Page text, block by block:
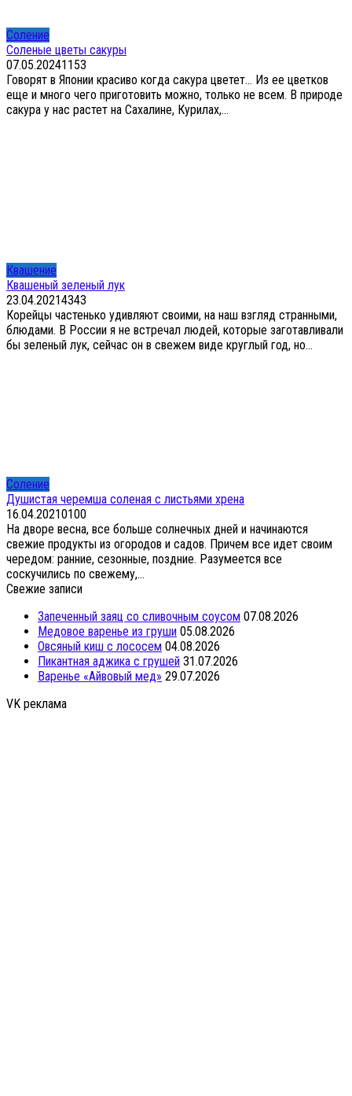
Соление
Соленые цветы сакуры
07.05.20241153
Говорят в Японии красиво когда сакура цветет… Из ее цветков
еще и много чего приготовить можно, только не всем. В природе
сакура у нас растет на Сахалине, Курилах,...
Квашение
Квашеный зеленый лук
23.04.20214343
Корейцы частенько удивляют своими, на наш взгляд странными,
блюдами. В России я не встречал людей, которые заготавливали
бы зеленый лук, сейчас он в свежем виде круглый год, но...
Соление
Душистая черемша соленая с листьями хрена
16.04.20210100
На дворе весна, все больше солнечных дней и начинаются
свежие продукты из огородов и садов. Причем все идет своим
чередом: ранние, сезонные, поздние. Разумеется все
соскучились по свежему,...
Свежие записи
Запеченный заяц со сливочным соусом 07.08.2026
Медовое варенье из груши 05.08.2026
Овсяный киш с лососем 04.08.2026
Пикантная аджика с грушей 31.07.2026
Варенье «Айвовый мед» 29.07.2026
VK реклама